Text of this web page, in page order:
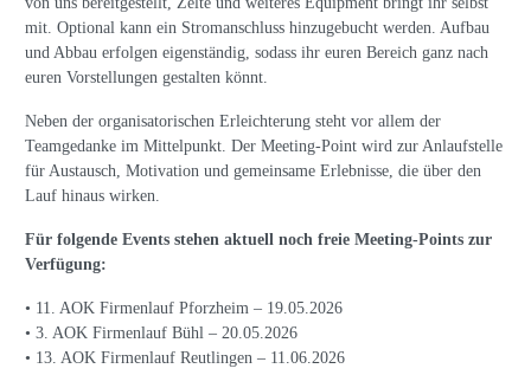
mit. Optional kann ein Stromanschluss hinzugebucht werden. Aufbau
und Abbau erfolgen eigenständig, sodass ihr euren Bereich ganz nach
euren Vorstellungen gestalten könnt.
Neben der organisatorischen Erleichterung steht vor allem der
Teamgedanke im Mittelpunkt. Der Meeting-Point wird zur Anlaufstelle
für Austausch, Motivation und gemeinsame Erlebnisse, die über den
Lauf hinaus wirken.
Für folgende Events stehen aktuell noch freie Meeting-Points zur
Verfügung:
• 11. AOK Firmenlauf Pforzheim – 19.05.2026
• 3. AOK Firmenlauf Bühl – 20.05.2026
• 13. AOK Firmenlauf Reutlingen – 11.06.2026